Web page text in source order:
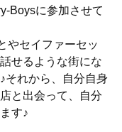
Boysに参加させて
やセイファーセッ
せるような街にな
それから、自分自身
と出会って、自分
す♪